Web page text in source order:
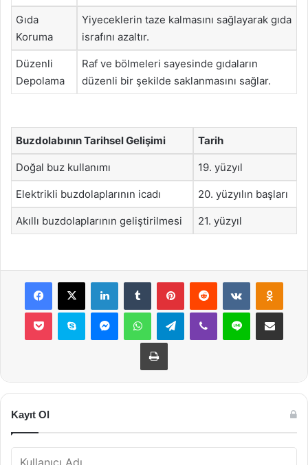
Gıda
Koruma
Yiyeceklerin taze kalmasını sağlayarak gıda
israfını azaltır.
Düzenli
Depolama
Raf ve bölmeleri sayesinde gıdaların
düzenli bir şekilde saklanmasını sağlar.
Buzdolabının Tarihsel Gelişimi Tarih
Doğal buz kullanımı 19. yüzyıl
Elektrikli buzdolaplarının icadı 20. yüzyılın başları
Akıllı buzdolaplarının geliştirilmesi 21. yüzyıl
Facebook
X LinkedInTumblr PinterestReddit VKontakte
Pocket Skype MessengerWhatsAppTelegramViber Line E-Posta ile
Yazdır
Kayıt Ol